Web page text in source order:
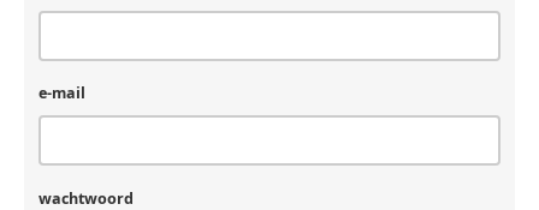
e-mail
wachtwoord